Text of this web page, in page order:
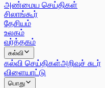
அண்மைய செய்திகள்
சிலாங்கூர்
தேசியம்
உலகம்
வர்த்தகம்
கல்வி
கல்வி செய்திகள்அறிவுச் சுடர்
விளையாட்டு
பொது